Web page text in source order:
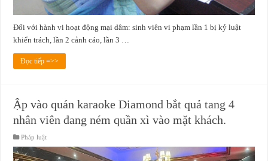
Đối với hành vi hoạt động mại dâm: sinh viên vi phạm lần 1 bị kỷ luật
khiển trách, lần 2 cảnh cáo, lần 3 …
Đọc tiếp =>>
Ập vào quán karaoke Diamond bắt quả tang 4
nhân viên đang ném quần xì vào mặt khách.
Pháp luật